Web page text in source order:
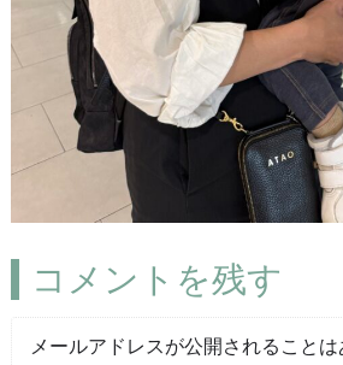
コメントを残す
メールアドレスが公開されることは